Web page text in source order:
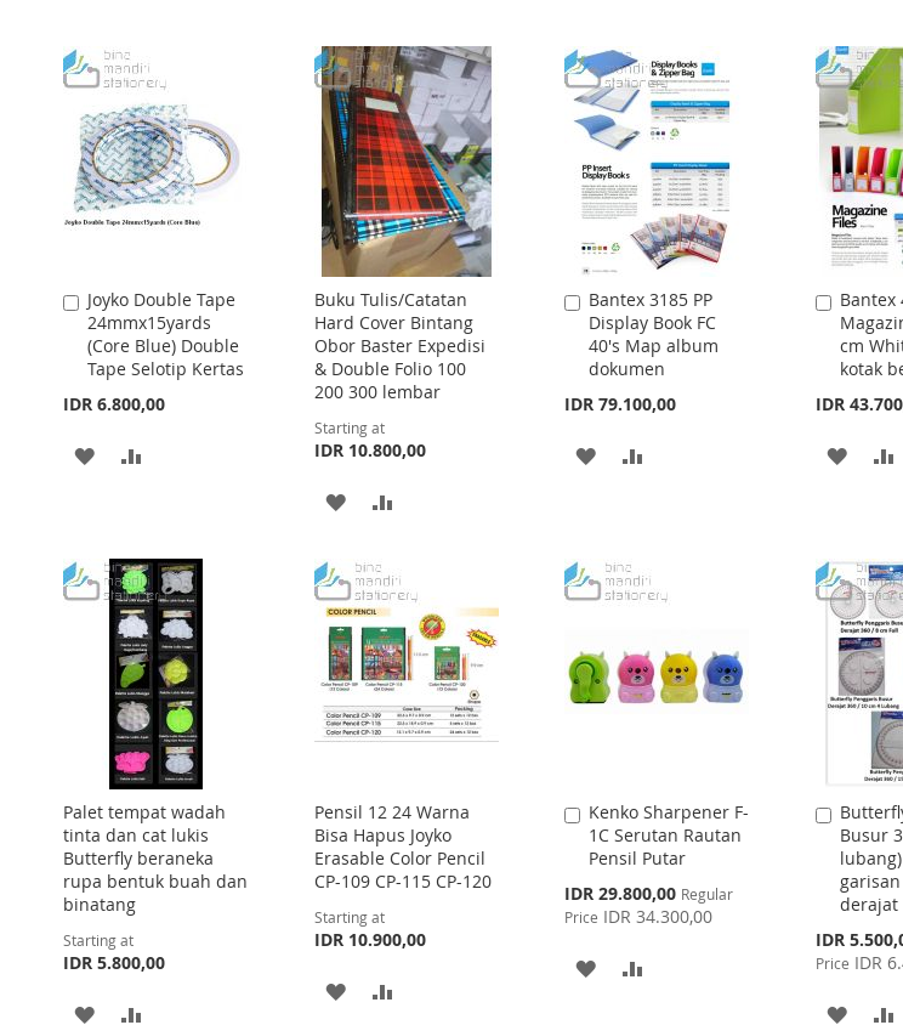
WISH
LIST
LIST
WISH
LIST
COMPARE
LIST
Joyko Double Tape
24mmx15yards
(Core Blue) Double
Tape Selotip Kertas
IDR 6.800,00
Add
to
Cart
ADD
LIST
Buku Tulis/Catatan
Hard Cover Bintang
Obor Baster Expedisi
& Double Folio 100
200 300 lembar
Starting at
IDR 10.800,00
ADD
WISH
LIST
COMPARE
Bantex 3185 PP
Display Book FC
40's Map album
dokumen
IDR 79.100,00
Add
to
Cart
ADD
LIST
Bantex
cm
kotak
IDR
Add
to
Cart
ADD
LIST
Palet tempat wadah
tinta dan cat lukis
Butterfly beraneka
rupa bentuk buah dan
binatang
Starting at
IDR 5.800,00
ADD
Pensil 12 24 Warna
Bisa Hapus Joyko
Erasable Color Pencil
CP-109 CP-115 CP-120
Starting at
IDR 10.900,00
ADD
Kenko Sharpener F-
1C Serutan Rautan
Pensil Putar
Special
Price
IDR 29.800,00 Regular
Price IDR 34.300,00
Add
to
Cart
ADD
Busur
derajat
Special
Price
IDR
Price IDR
Add
to
Cart
ADD